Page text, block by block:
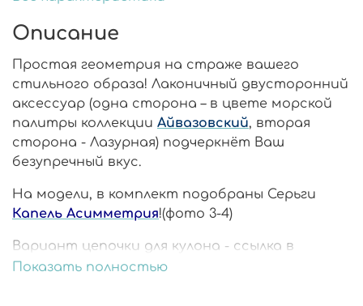
Описание
Простая геометрия на страже вашего
стильного образа! Лаконичный двусторонний
аксессуар (одна сторона – в цвете морской
палитры коллекции Айвазовский, вторая
сторона - Лазурная) подчеркнёт Ваш
безупречный вкус.
На модели, в комплект подобраны Серьги
Капель Асимметрия!(фото 3-4)
Вариант цепочки для кулона - ссылка в
категориюФурнитура
Показать полностью